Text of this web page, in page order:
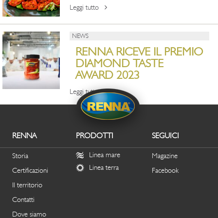
Leggi tutto
NEWS
RENNA RICEVE IL PREMIO
DIAMOND TASTE
AWARD 2023
Leggi tutto
RENNA
Storia
Certificazioni
Il territorio
Contatti
Dove siamo
PRODOTTI
Linea mare
Linea terra
SEGUICI
Magazine
Facebook